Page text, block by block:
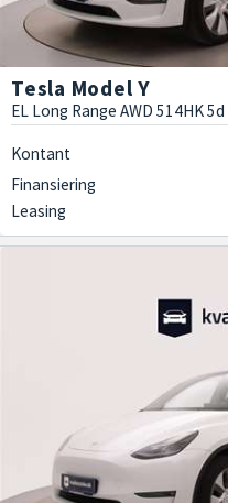
Tesla Model Y
EL Long Range AWD 514HK
Kontant
Finansiering
Leasing